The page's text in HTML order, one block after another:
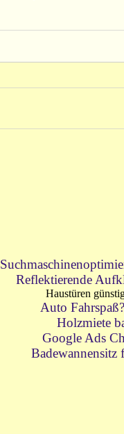
Reflektierende
Haustüren
Auto
Holzmiete
Google Ads
Badewannensitz